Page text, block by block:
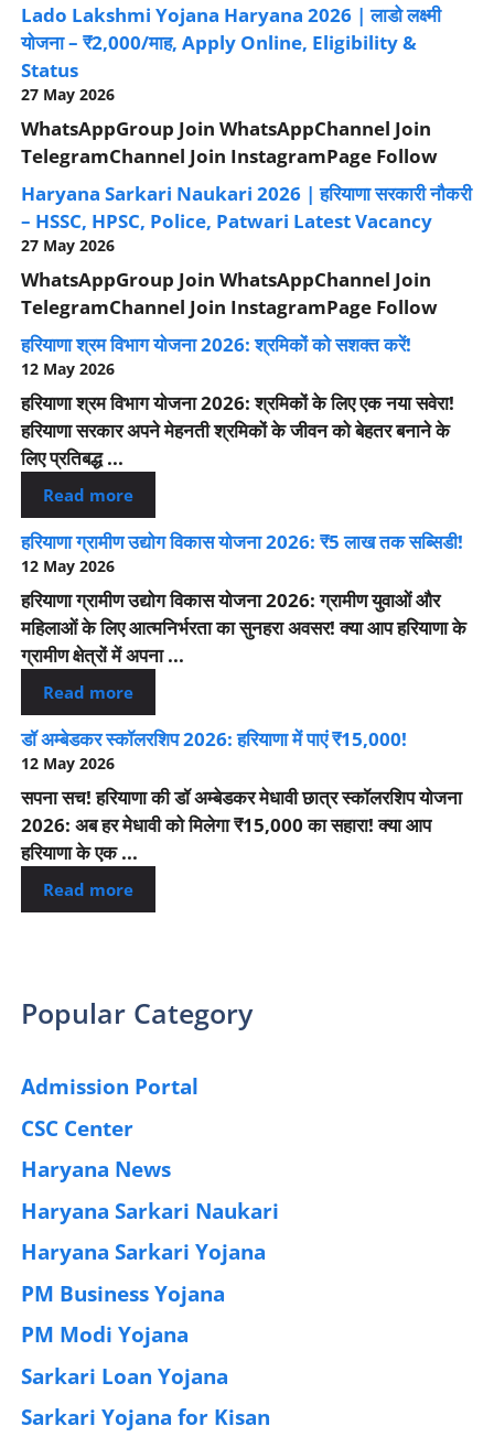
Lado Lakshmi Yojana Haryana 2026 | लाडो लक्ष्मी
योजना – ₹2,000/माह, Apply Online, Eligibility &
Status
27 May 2026
WhatsAppGroup Join WhatsAppChannel Join
TelegramChannel Join InstagramPage Follow
Haryana Sarkari Naukari 2026 | हरियाणा सरकारी नौकरी
– HSSC, HPSC, Police, Patwari Latest Vacancy
27 May 2026
WhatsAppGroup Join WhatsAppChannel Join
TelegramChannel Join InstagramPage Follow
हरियाणा श्रम विभाग योजना 2026: श्रमिकों को सशक्त करें!
12 May 2026
हरियाणा श्रम विभाग योजना 2026: श्रमिकों के लिए एक नया सवेरा!
हरियाणा सरकार अपने मेहनती श्रमिकों के जीवन को बेहतर बनाने के
लिए प्रतिबद्ध ...
Read more
हरियाणा ग्रामीण उद्योग विकास योजना 2026: ₹5 लाख तक सब्सिडी!
12 May 2026
हरियाणा ग्रामीण उद्योग विकास योजना 2026: ग्रामीण युवाओं और
महिलाओं के लिए आत्मनिर्भरता का सुनहरा अवसर! क्या आप हरियाणा के
ग्रामीण क्षेत्रों में अपना ...
Read more
डॉ अम्बेडकर स्कॉलरशिप 2026: हरियाणा में पाएं ₹15,000!
12 May 2026
सपना सच! हरियाणा की डॉ अम्बेडकर मेधावी छात्र स्कॉलरशिप योजना
2026: अब हर मेधावी को मिलेगा ₹15,000 का सहारा! क्या आप
हरियाणा के एक ...
Read more
Popular Category
Admission Portal
CSC Center
Haryana News
Haryana Sarkari Naukari
Haryana Sarkari Yojana
PM Business Yojana
PM Modi Yojana
Sarkari Loan Yojana
Sarkari Yojana for Kisan